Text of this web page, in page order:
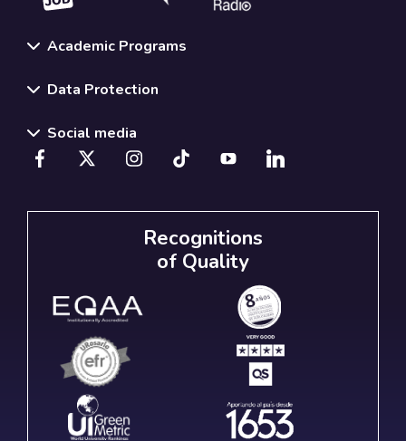
Academic Programs
Data Protection
Social media
Recognitions
of Quality